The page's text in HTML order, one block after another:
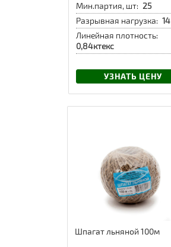
Мин.партия, шт: 25
Разрывная нагрузка: 14
Линейная плотность:
0,84ктекс
УЗНАТЬ ЦЕНУ
Шпагат льняной 100м